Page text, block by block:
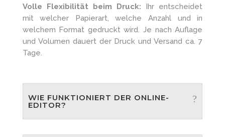
Volle Flexibilität beim Druck: Ihr entscheidet
mit welcher Papierart, welche Anzahl und in
welchem Format gedruckt wird. Je nach Auflage
und Volumen dauert der Druck und Versand ca. 7
Tage.
WIE FUNKTIONIERT DER ONLINE-
EDITOR?